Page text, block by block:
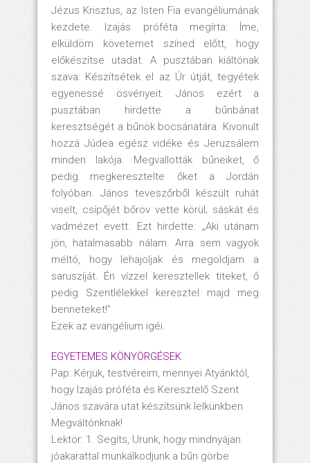
Jézus Krisztus, az Isten Fia evangéliumának
kezdete. Izajás próféta megírta: Íme,
elküldöm követemet színed előtt, hogy
előkészítse utadat. A pusztában kiáltónak
szava: Készítsétek el az Úr útját, tegyétek
egyenessé ösvényeit. János ezért a
pusztában hirdette a bűnbánat
keresztségét a bűnök bocsánatára. Kivonult
hozzá Júdea egész vidéke és Jeruzsálem
minden lakója. Megvallották bűneiket, ő
pedig megkeresztelte őket a Jordán
folyóban. János teveszőrből készült ruhát
viselt, csípőjét bőröv vette körül; sáskát és
vadmézet evett. Ezt hirdette: „Aki utánam
jön, hatalmasabb nálam. Arra sem vagyok
méltó, hogy lehajoljak és megoldjam a
saruszíját. Én vízzel keresztellek titeket, ő
pedig Szentlélekkel keresztel majd meg
benneteket!”
Ezek az evangélium igéi.
EGYETEMES KÖNYÖRGÉSEK
Pap: Kérjük, testvéreim, mennyei Atyánktól,
hogy Izajás próféta és Keresztelő Szent
János szavára utat készítsünk lelkünkben
Megváltónknak!
Lektor: 1. Segíts, Urunk, hogy mindnyájan
jóakarattal munkálkodjunk a bűn görbe